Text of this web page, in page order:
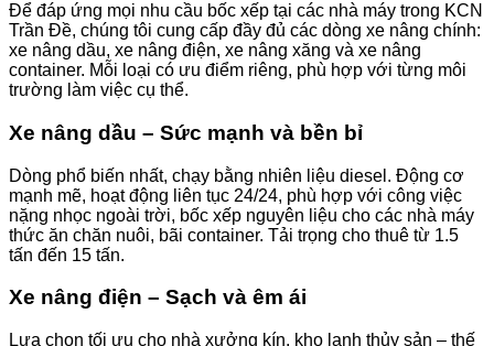
Để đáp ứng mọi nhu cầu bốc xếp tại các nhà máy trong KCN
Trần Đề, chúng tôi cung cấp đầy đủ các dòng xe nâng chính:
xe nâng dầu, xe nâng điện, xe nâng xăng và xe nâng
container. Mỗi loại có ưu điểm riêng, phù hợp với từng môi
trường làm việc cụ thể.
Xe nâng dầu – Sức mạnh và bền bỉ
Dòng phổ biến nhất, chạy bằng nhiên liệu diesel. Động cơ
mạnh mẽ, hoạt động liên tục 24/24, phù hợp với công việc
nặng nhọc ngoài trời, bốc xếp nguyên liệu cho các nhà máy
thức ăn chăn nuôi, bãi container. Tải trọng cho thuê từ 1.5
tấn đến 15 tấn.
Xe nâng điện – Sạch và êm ái
Lựa chọn tối ưu cho nhà xưởng kín, kho lạnh thủy sản – thế